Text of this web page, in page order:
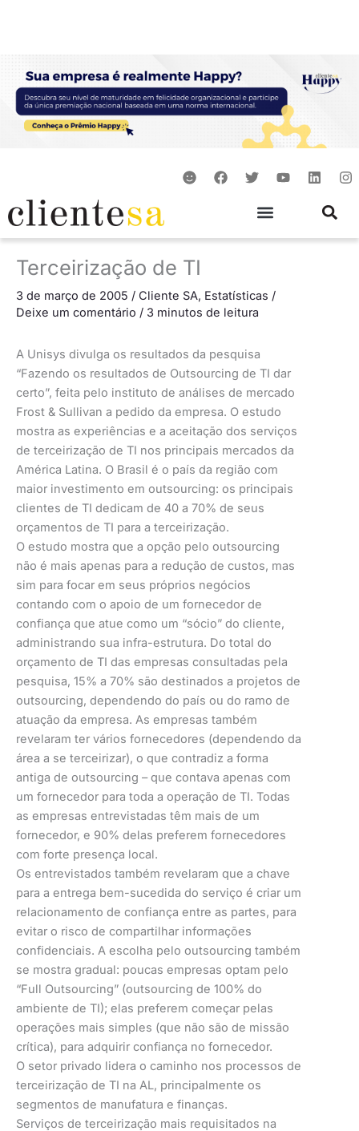
S
m
F
a
o
T
w
e
Y
o
b
L
i
d
I
n
g
Terceirização de TI
3 de março de 2005 / Cliente SA, Estatísticas /
Deixe um comentário / 3 minutos de leitura
A Unisys divulga os resultados da pesquisa
“Fazendo os resultados de Outsourcing de TI dar
certo”, feita pelo instituto de análises de mercado
Frost & Sullivan a pedido da empresa. O estudo
mostra as experiências e a aceitação dos serviços
de terceirização de TI nos principais mercados da
América Latina. O Brasil é o país da região com
maior investimento em outsourcing: os principais
clientes de TI dedicam de 40 a 70% de seus
orçamentos de TI para a terceirização.
O estudo mostra que a opção pelo outsourcing
não é mais apenas para a redução de custos, mas
sim para focar em seus próprios negócios
contando com o apoio de um fornecedor de
confiança que atue como um “sócio” do cliente,
administrando sua infra-estrutura. Do total do
orçamento de TI das empresas consultadas pela
pesquisa, 15% a 70% são destinados a projetos de
outsourcing, dependendo do país ou do ramo de
atuação da empresa. As empresas também
revelaram ter vários fornecedores (dependendo da
área a se terceirizar), o que contradiz a forma
antiga de outsourcing – que contava apenas com
um fornecedor para toda a operação de TI. Todas
as empresas entrevistadas têm mais de um
fornecedor, e 90% delas preferem fornecedores
com forte presença local.
Os entrevistados também revelaram que a chave
para a entrega bem-sucedida do serviço é criar um
relacionamento de confiança entre as partes, para
evitar o risco de compartilhar informações
confidenciais. A escolha pelo outsourcing também
se mostra gradual: poucas empresas optam pelo
“Full Outsourcing” (outsourcing de 100% do
ambiente de TI); elas preferem começar pelas
operações mais simples (que não são de missão
crítica), para adquirir confiança no fornecedor.
O setor privado lidera o caminho nos processos de
terceirização de TI na AL, principalmente os
segmentos de manufatura e finanças.
Serviços de terceirização mais requisitados na